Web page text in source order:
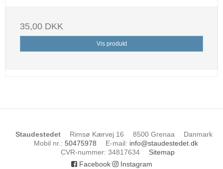
35,00 DKK
Vis produkt
Staudestedet Rimsø Kærvej 16 8500 Grenaa
Danmark
Mobil nr. : 50475978 E-mail: info@staudestedet.dk
CVR-nummer: 34817634
Sitemap
Facebook
Instagram